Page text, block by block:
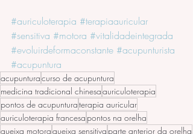
#auriculoterapia #terapiaauricular
#sensitiva #motora #vitalidadeintegrada
#evoluirdeformaconstante #acupunturista
#acupuntura
acupunturacurso de acupuntura
medicina tradicional chinesaauriculoterapia
pontos de acupunturaterapia auricular
auriculoterapia francesa pontos na orelha
queixa motoraqueixa sensitiva parte anterior da orelha